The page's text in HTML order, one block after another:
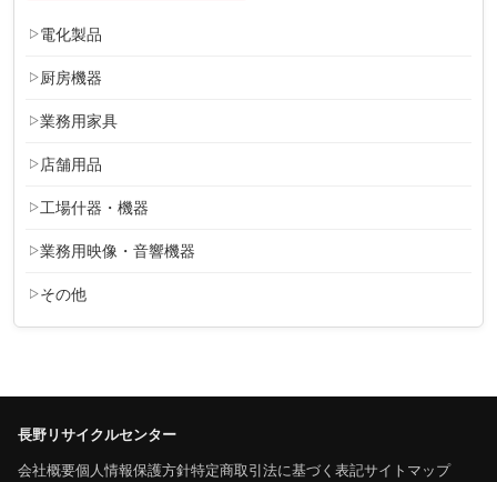
電化製品
厨房機器
業務用家具
店舗用品
工場什器・機器
業務用映像・音響機器
その他
長野リサイクルセンター
会社概要個人情報保護方針特定商取引法に基づく表記サイトマップ